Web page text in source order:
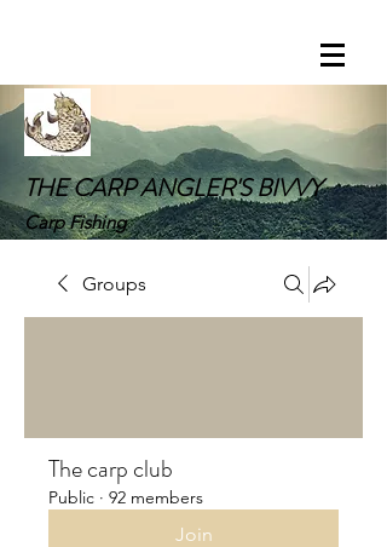
THE CARP ANGLER'S BIVVY
Carp Fishing
Groups
The carp club
Public · 92 members
Join